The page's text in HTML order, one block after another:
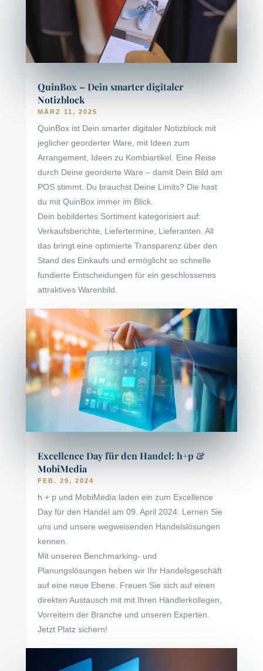
QuinBox – Dein smarter digitaler
Notizblock
MÄRZ 11, 2025
QuinBox ist Dein smarter digitaler Notizblock mit
jeglicher georderter Ware, mit Ideen zum
Arrangement, Ideen zu Kombiartikel. Eine Reise
durch Deine georderte Ware – damit Dein Bild am
POS stimmt. Du brauchst Deine Limits? Die hast
du mit QuinBox immer im Blick.
Dein bebildertes Sortiment kategorisiert auf:
Verkaufsberichte, Liefertermine, Lieferanten. All
das bringt eine optimierte Transparenz über den
Stand des Einkaufs und ermöglicht so schnelle
fundierte Entscheidungen für ein geschlossenes
attraktives Warenbild.
Excellence Day für den Handel: h+p &
MobiMedia
FEB. 29, 2024
h + p und MobiMedia laden ein zum Excellence
Day für den Handel am 09. April 2024. Lernen Sie
uns und unsere wegweisenden Handelslösungen
kennen.
Mit unseren Benchmarking- und
Planungslösungen heben wir Ihr Handelsgeschäft
auf eine neue Ebene. Freuen Sie sich auf einen
direkten Austausch mit mit Ihren Händlerkollegen,
Vorreitern der Branche und unseren Experten.
Jetzt Platz sichern!